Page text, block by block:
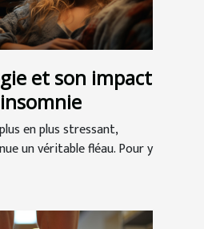
et son impact
en plus stressant,
un véritable fléau. Pour y